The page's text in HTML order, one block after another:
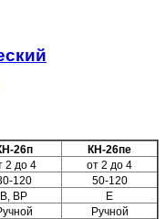
26п
КН-26пе
2 до 4
от 2 до 4
120
50-120
В, ВР
Е
Ручной